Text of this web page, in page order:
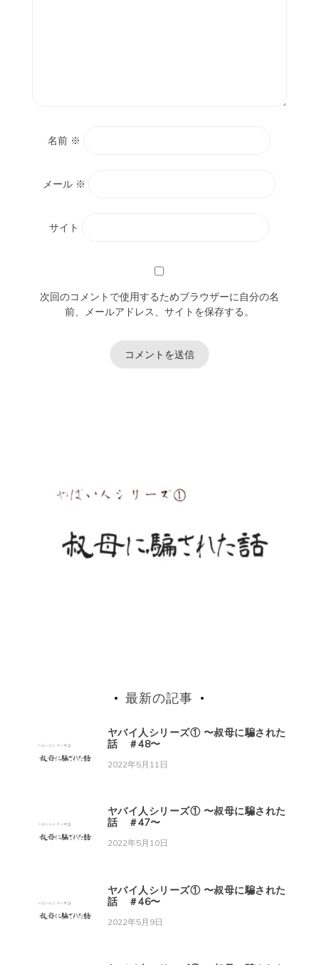
名前 ※
メール ※
サイト
次回のコメントで使用するためブラウザーに自分の名
前、メールアドレス、サイトを保存する。
最新の記事
ヤバイ人シリーズ① 〜叔母に騙された
話 ＃48〜
2022年5月11日
ヤバイ人シリーズ① 〜叔母に騙された
話 ＃47〜
2022年5月10日
ヤバイ人シリーズ① 〜叔母に騙された
話 ＃46〜
2022年5月9日